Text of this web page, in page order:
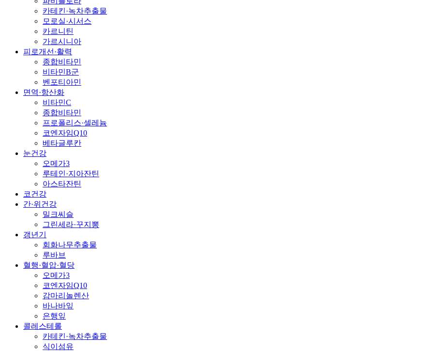
카테킨·녹차추출물
모로실·시서스
카르니틴
가르시니아
피로개선·활력
종합비타민
비타민B군
벤포티아민
면역·항산화
비타민C
종합비타민
프로폴리스·셀레늄
코엔자임Q10
베타글루칸
눈건강
오메가3
루테인·지아잔틴
아스타잔틴
코건강
간·위건강
밀크씨슬
그린세라·꾸지뽕
갱년기
회화나무추출물
루바브
혈행·혈압·혈당
오메가3
코엔자임Q10
감마리놀렌산
바나바잎
은행잎
콜레스테롤
카테킨·녹차추출물
식이섬유